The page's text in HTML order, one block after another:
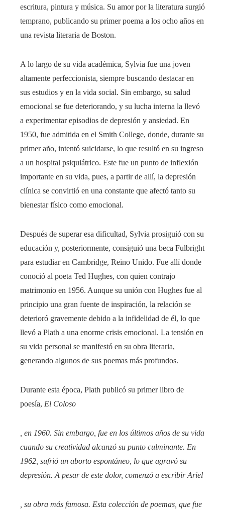
escritura, pintura y música. Su amor por la literatura surgió
temprano, publicando su primer poema a los ocho años en
una revista literaria de Boston.
A lo largo de su vida académica, Sylvia fue una joven
altamente perfeccionista, siempre buscando destacar en
sus estudios y en la vida social. Sin embargo, su salud
emocional se fue deteriorando, y su lucha interna la llevó
a experimentar episodios de depresión y ansiedad. En
1950, fue admitida en el Smith College, donde, durante su
primer año, intentó suicidarse, lo que resultó en su ingreso
a un hospital psiquiátrico. Este fue un punto de inflexión
importante en su vida, pues, a partir de allí, la depresión
clínica se convirtió en una constante que afectó tanto su
bienestar físico como emocional.
Después de superar esa dificultad, Sylvia prosiguió con su
educación y, posteriormente, consiguió una beca Fulbright
para estudiar en Cambridge, Reino Unido. Fue allí donde
conoció al poeta Ted Hughes, con quien contrajo
matrimonio en 1956. Aunque su unión con Hughes fue al
principio una gran fuente de inspiración, la relación se
deterioró gravemente debido a la infidelidad de él, lo que
llevó a Plath a una enorme crisis emocional. La tensión en
su vida personal se manifestó en su obra literaria,
generando algunos de sus poemas más profundos.
Durante esta época, Plath publicó su primer libro de
poesía, El Coloso
, en 1960. Sin embargo, fue en los últimos años de su vida
cuando su creatividad alcanzó su punto culminante. En
1962, sufrió un aborto espontáneo, lo que agravó su
depresión. A pesar de este dolor, comenzó a escribirAriel
, su obra más famosa. Esta colección de poemas, que fue